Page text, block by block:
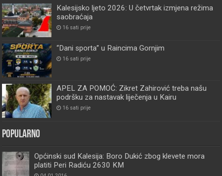
Kalesijsko ljeto 2026: U četvrtak izmjena režima
saobraćaja
16 sati prije
“Dani sporta” u Raincima Gornjim
16 sati prije
APEL ZA POMOĆ: Zikret Zahirović treba našu
podršku za nastavak liječenja u Kairu
16 sati prije
Popularno
Općinski sud Kalesija: Boro Dukić zbog klevete mora
platiti Peri Radiću 2630 KM